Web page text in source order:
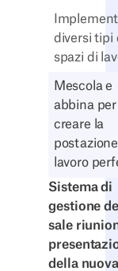
diversi tipi
spazi di
Mescola e
abbina per
creare la
lavoro
Sistema di
gestione
sale
della nuova